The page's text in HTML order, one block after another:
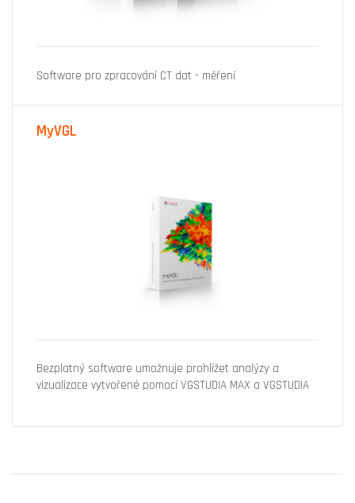
Software pro zpracování CT dat - měření
MyVGL
Bezplatný software umožnuje prohlížet analýzy a
vizualizace vytvořené pomocí VGSTUDIA MAX a VGSTUDIA